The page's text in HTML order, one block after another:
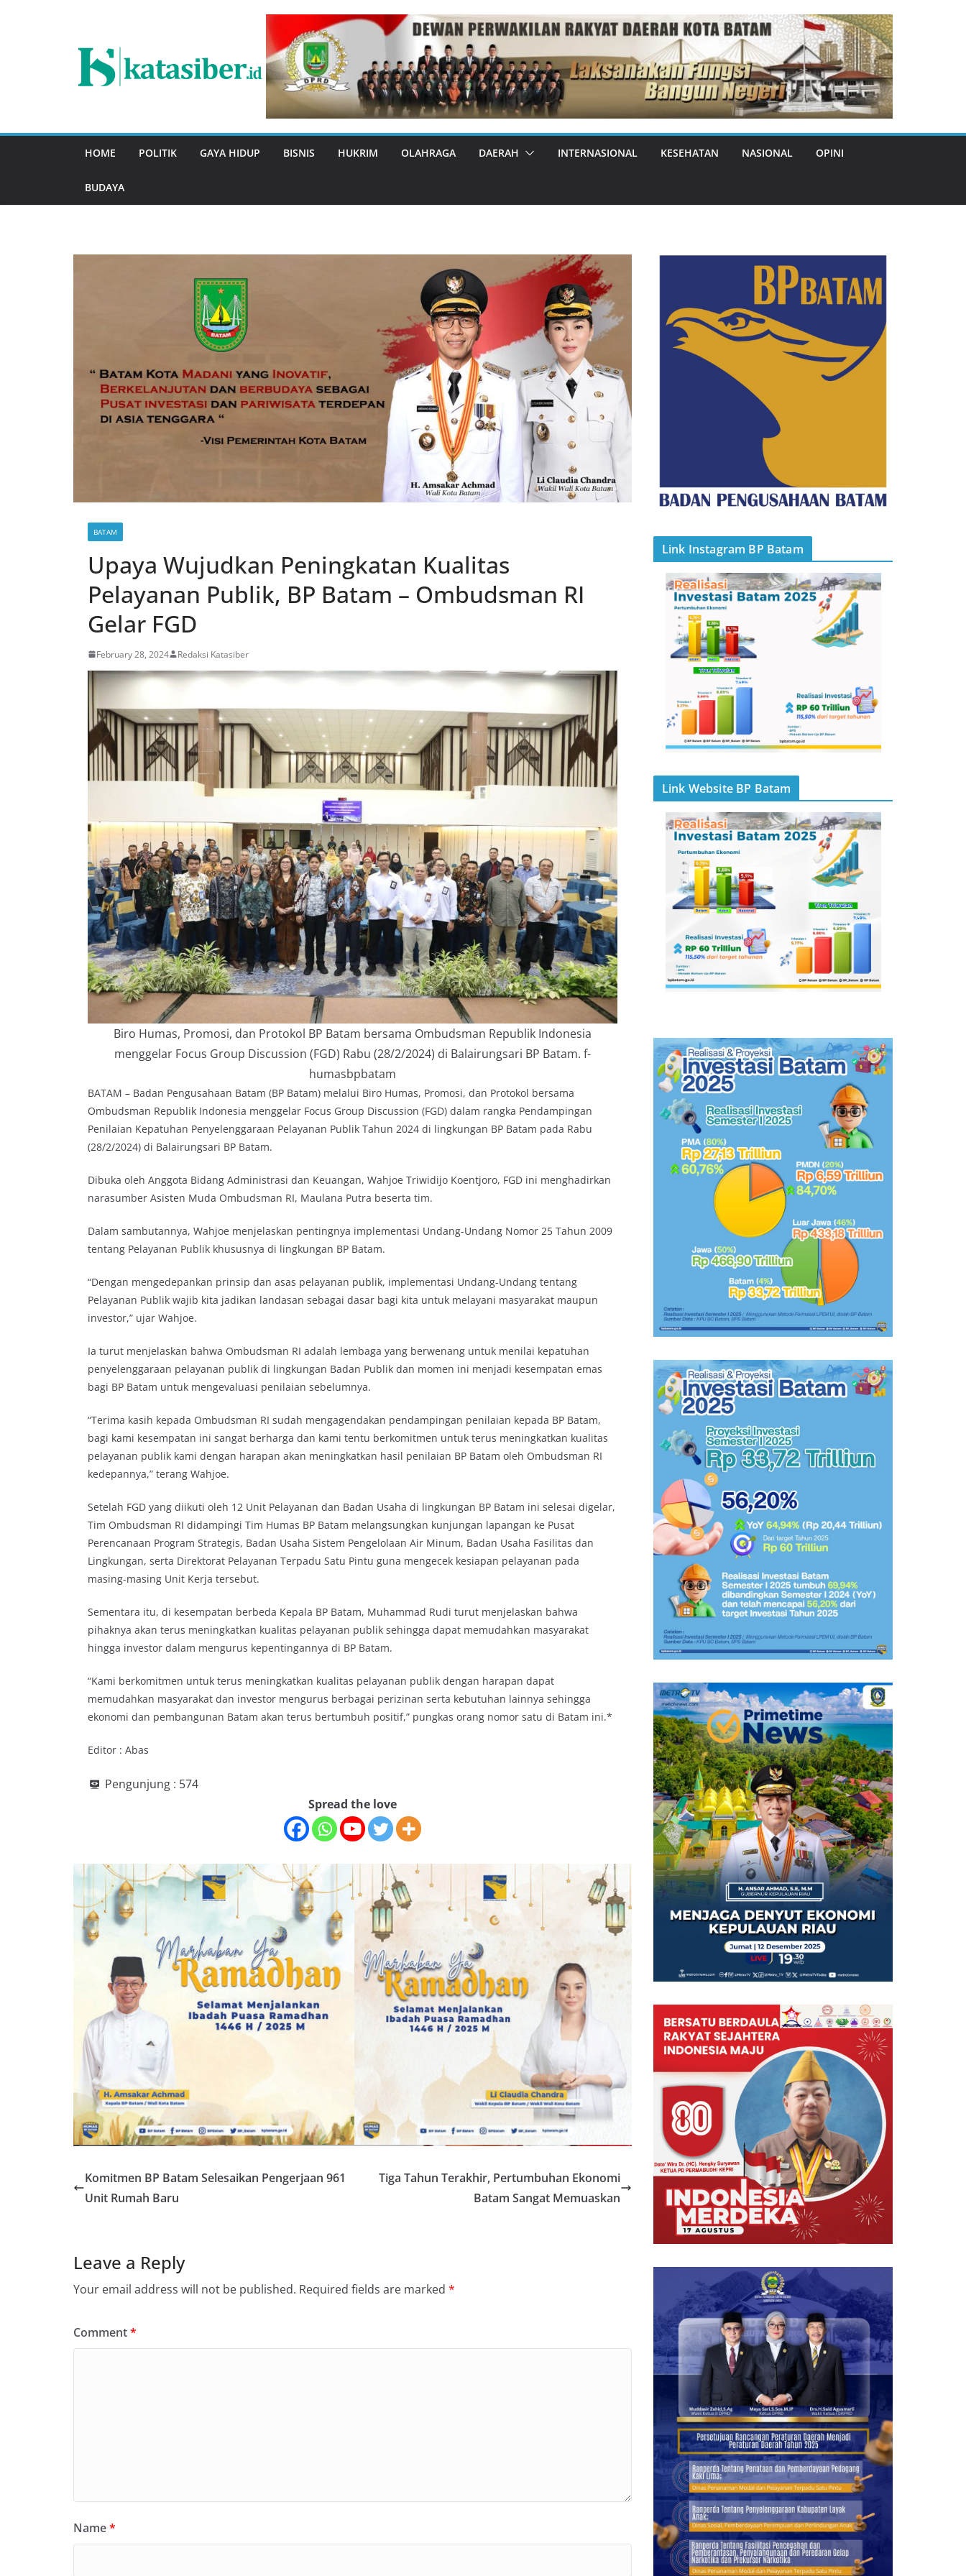
HOME POLITIK GAYA HIDUP BISNIS HUKRIM OLAHRAGA DAERAH INTERNASIONAL KESEHATAN NASIONAL OPINI
BUDAYA
BATAM
Upaya Wujudkan Peningkatan Kualitas
Pelayanan Publik, BP Batam – Ombudsman RI
Gelar FGD
February 28, 2024 Redaksi Katasiber
Biro Humas, Promosi, dan Protokol BP Batam bersama Ombudsman Republik Indonesia
menggelar Focus Group Discussion (FGD) Rabu (28/2/2024) di Balairungsari BP Batam. f-
humasbpbatam
BATAM – Badan Pengusahaan Batam (BP Batam) melalui Biro Humas, Promosi, dan Protokol bersama
Ombudsman Republik Indonesia menggelar Focus Group Discussion (FGD) dalam rangka Pendampingan
Penilaian Kepatuhan Penyelenggaraan Pelayanan Publik Tahun 2024 di lingkungan BP Batam pada Rabu
(28/2/2024) di Balairungsari BP Batam.
Dibuka oleh Anggota Bidang Administrasi dan Keuangan, Wahjoe Triwidijo Koentjoro, FGD ini menghadirkan
narasumber Asisten Muda Ombudsman RI, Maulana Putra beserta tim.
Dalam sambutannya, Wahjoe menjelaskan pentingnya implementasi Undang-Undang Nomor 25 Tahun 2009
tentang Pelayanan Publik khususnya di lingkungan BP Batam.
“Dengan mengedepankan prinsip dan asas pelayanan publik, implementasi Undang-Undang tentang
Pelayanan Publik wajib kita jadikan landasan sebagai dasar bagi kita untuk melayani masyarakat maupun
investor,” ujar Wahjoe.
Ia turut menjelaskan bahwa Ombudsman RI adalah lembaga yang berwenang untuk menilai kepatuhan
penyelenggaraan pelayanan publik di lingkungan Badan Publik dan momen ini menjadi kesempatan emas
bagi BP Batam untuk mengevaluasi penilaian sebelumnya.
“Terima kasih kepada Ombudsman RI sudah mengagendakan pendampingan penilaian kepada BP Batam,
bagi kami kesempatan ini sangat berharga dan kami tentu berkomitmen untuk terus meningkatkan kualitas
pelayanan publik kami dengan harapan akan meningkatkan hasil penilaian BP Batam oleh Ombudsman RI
kedepannya,” terang Wahjoe.
Setelah FGD yang diikuti oleh 12 Unit Pelayanan dan Badan Usaha di lingkungan BP Batam ini selesai digelar,
Tim Ombudsman RI didampingi Tim Humas BP Batam melangsungkan kunjungan lapangan ke Pusat
Perencanaan Program Strategis, Badan Usaha Sistem Pengelolaan Air Minum, Badan Usaha Fasilitas dan
Lingkungan, serta Direktorat Pelayanan Terpadu Satu Pintu guna mengecek kesiapan pelayanan pada
masing-masing Unit Kerja tersebut.
Sementara itu, di kesempatan berbeda Kepala BP Batam, Muhammad Rudi turut menjelaskan bahwa
pihaknya akan terus meningkatkan kualitas pelayanan publik sehingga dapat memudahkan masyarakat
hingga investor dalam mengurus kepentingannya di BP Batam.
“Kami berkomitmen untuk terus meningkatkan kualitas pelayanan publik dengan harapan dapat
memudahkan masyarakat dan investor mengurus berbagai perizinan serta kebutuhan lainnya sehingga
ekonomi dan pembangunan Batam akan terus bertumbuh positif,” pungkas orang nomor satu di Batam ini.*
Editor : Abas
Pengunjung : 574
Spread the love
Komitmen BP Batam Selesaikan Pengerjaan 961
Unit Rumah Baru
Tiga Tahun Terakhir, Pertumbuhan Ekonomi
Batam Sangat Memuaskan
Leave a Reply
Your email address will not be published. Required fields are marked *
Comment*
Name*
Link Instagram BP Batam
Link Website BP Batam